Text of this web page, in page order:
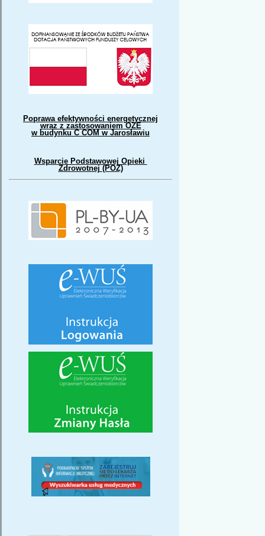
Poprawa efektywności energetycznej
wraz z zastosowaniem OZE
w budynku C COM w Jarosławiu
Wsparcie Podstawowej Opieki
Zdrowotnej (POZ)